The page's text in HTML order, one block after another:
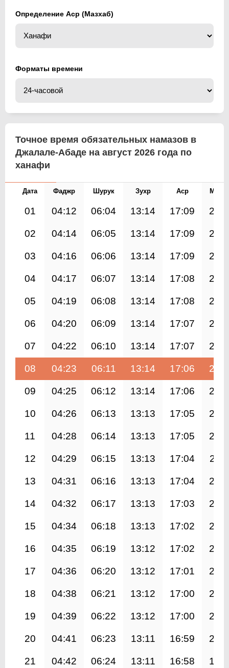
Определение Аср (Мазхаб)
Форматы времени
Точное время обязательных намазов в
Джалале-Абаде на август 2026 года по
ханафи
Дата Фаджр Шурук Зухр Аср
01 04:12 06:04 13:14 17:09
02 04:14 06:05 13:14 17:09
03 04:16 06:06 13:14 17:09
04 04:17 06:07 13:14 17:08
05 04:19 06:08 13:14 17:08
06 04:20 06:09 13:14 17:07
07 04:22 06:10 13:14 17:07
08 04:23 06:11 13:14 17:06
09 04:25 06:12 13:14 17:06
10 04:26 06:13 13:13 17:05
11 04:28 06:14 13:13 17:05
12 04:29 06:15 13:13 17:04
13 04:31 06:16 13:13 17:04
14 04:32 06:17 13:13 17:03
15 04:34 06:18 13:13 17:02
16 04:35 06:19 13:12 17:02
17 04:36 06:20 13:12 17:01
18 04:38 06:21 13:12 17:00
19 04:39 06:22 13:12 17:00
20 04:41 06:23 13:11 16:59
21 04:42 06:24 13:11 16:58